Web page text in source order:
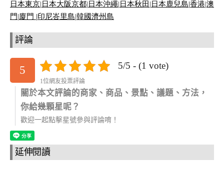
日本東京| 日本大阪京都| 日本沖繩| 日本秋田 | 日本鹿兒島|香港|澳
門|廈門 |印尼峇里島|韓國濟州島
評論
5 5/5 - (1 vote)
1位網友投票評論
關於本文評論的商家、商品、景點、議題、方法，
你給幾顆星呢？
歡迎一起點擊星號參與評論唷！
延伸閱讀